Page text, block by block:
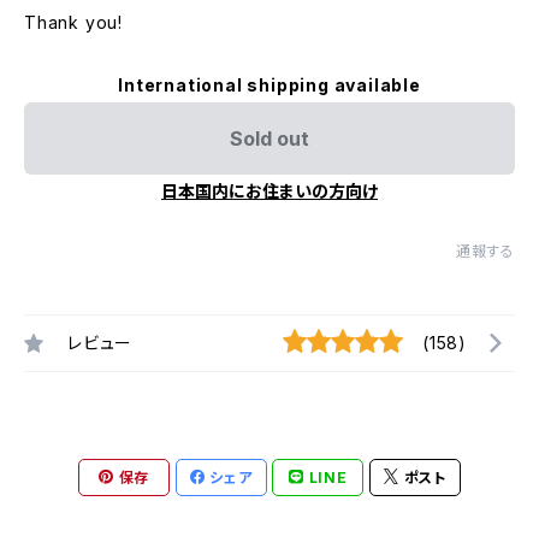
Thank you!
International shipping available
Sold out
日本国内にお住まいの方向け
通報する
レビュー (158)
保存 シェア LINE ポスト